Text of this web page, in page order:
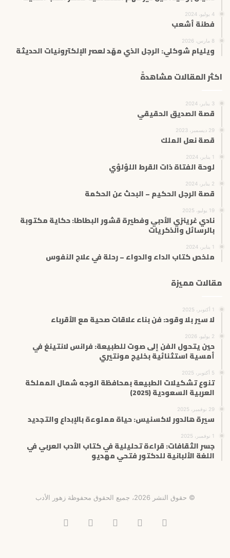
4 يوليو، 2024
فطنة أشعب
8 مارس، 2026
ويليام شوكلي: الرجل الذي مهّد لعصر الإلكترونيات الحديثة
اكثر المقالات مشاهدةً
3 يناير، 2024
قصة الصديق الحقيقي
29 ديسمبر، 2023
قصة نعل الملك
1 يناير، 2024
لوحة الفتاة ذات القرط اللؤلؤي
2 يناير، 2024
قصة الرجل الحكيم – البحث عن الحكمة
19 يوليو، 2025
نادي غرينزي الأدبي وفطيرة قشور البطاطا: حكاية مكتوبة
بالرسائل والذكريات
1 يناير، 2024
ملخص كتاب الداء والدواء – رحلة في علاج النفوس
مقالات مميزة
1 أكتوبر، 2025
لا سير بلا وقود: فن بناء علاقات صحية مع الأقرباء
2 يوليو، 2026
حين يتحول الفن إلى صوت للطبيعة: فرانس لانتينغ في
أمسية استثنائية بخليج مونتيري
5 أكتوبر، 2025
تنوع تشكيلات الطبيعة بمحافظة الوجه شمال المملكة
العربية السعودية (2025)
29 نوفمبر، 2025
سيرة هالدور لاكسنيس: حياة مملوءة بالإبداع والتجديد
1 نوفمبر، 2025
جسر الثقافات: قراءة تحليلية في كتاب الأدب العربي في
اللغة الألبانية للدكتور فتحي مهديو
© حقوق النشر 2026، جميع الحقوق محفوظة زهور الأدب
فيسبوك انستقرامتيلقرام